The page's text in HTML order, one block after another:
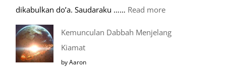
dikabulkan do’a. Saudaraku …… Read more:
Saat
Kemunculan Dabbah Menjelang
Kiamat
by Aaron